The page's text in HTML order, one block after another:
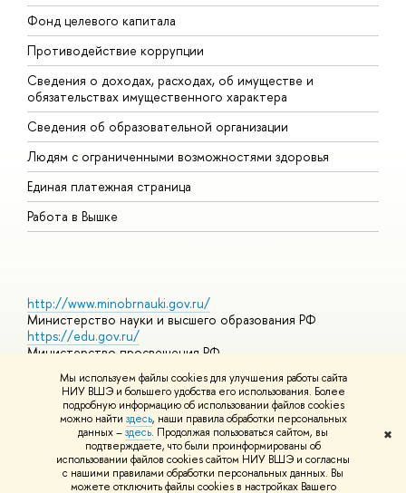
Мы используем файлы cookies для улучшения работы сайта
НИУ ВШЭ и большего удобства его использования. Более
подробную информацию об использовании файлов cookies
можно найти здесь, наши правила обработки персональных
данных –здесь. Продолжая пользоваться сайтом, вы
подтверждаете, что были проинформированы об
использовании файлов cookies сайтом НИУ ВШЭ и согласны
с нашими правилами обработки персональных данных. Вы
можете отключить файлы cookies в настройках Вашего
✖
Фонд целевого капитала
Противодействие коррупции
Сведения о доходах, расходах, об имуществе и
обязательствах имущественного характера
Сведения об образовательной организации
Людям с ограниченными возможностями здоровья
Единая платежная страница
Работа в Вышке
http://www.minobrnauki.gov.ru/
Министерство науки и высшего образования РФ
https://edu.gov.ru/
Министерство просвещения РФ
https://elearning.hse.ru/mooc
Массовые открытые онлайн-курсы
© НИУ ВШЭ 1993–2026 Адреса и контактыУсловия
использования материалов Политика конфиденциальности
Шрифты HSE Sans и HSE Slab разработаны вШколе дизайна НИУ